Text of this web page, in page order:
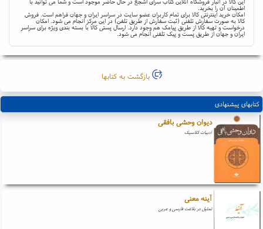
اطمینان آن را بخرید.
امکان خرید اینترنتی کالا برای تمام کاربران عضو سایت در سراسر ایران و جهان فراهم است. فروش
کالا به صورت سفارش تلفنی (ثبت سفارش از طریق تلفن) در این مرکز انجام می شود. امکان
درخواست و تهیه کالا از طریق پیامک هم وجود دارد. ارسال پستی کالا با بسته بندی ویژه برای سراسر
ایران و جهان از طریق پست و پیک تلفنی انجام می شود.
بازگشت به کتابها
کتابهای پیشنهادی
دیوان وحشی بافقی
ادبیات کلاسیک
آینه معنی
تمثیل در بلاغت فارسی و عربی